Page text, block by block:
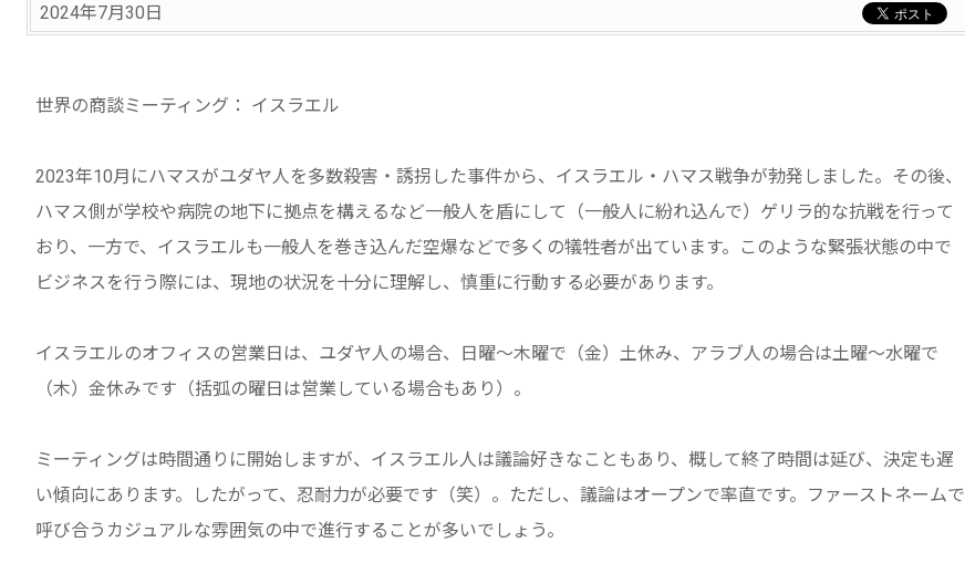
2024年7月30日
世界の商談ミーティング： イスラエル
2023年10月にハマスがユダヤ人を多数殺害・誘拐した事件から、イスラエル・ハマス戦争が勃発しました。その後、
ハマス側が学校や病院の地下に拠点を構えるなど一般人を盾にして（一般人に紛れ込んで）ゲリラ的な抗戦を行って
おり、一方で、イスラエルも一般人を巻き込んだ空爆などで多くの犠牲者が出ています。このような緊張状態の中で
ビジネスを行う際には、現地の状況を十分に理解し、慎重に行動する必要があります。
イスラエルのオフィスの営業日は、ユダヤ人の場合、日曜～木曜で（金）土休み、アラブ人の場合は土曜～水曜で
（木）金休みです（括弧の曜日は営業している場合もあり）。
ミーティングは時間通りに開始しますが、イスラエル人は議論好きなこともあり、概して終了時間は延び、決定も遅
い傾向にあります。したがって、忍耐力が必要です（笑）。ただし、議論はオープンで率直です。ファーストネームで
呼び合うカジュアルな雰囲気の中で進行することが多いでしょう。